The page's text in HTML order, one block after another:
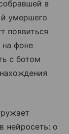
в
умершего
появиться
фоне
с ботом
нейросеть: о